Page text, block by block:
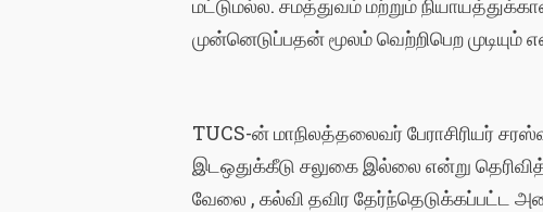
மட்டுமல்ல. சமத்துவம் மற்றும்
முன்னெடுப்பதன் மூலம் வெற்றிபெற முடியும்
TUCS-ன் மாநிலத்தலைவர் பேராசிரியர்
இடஒதுக்கீடு சலுகை இல்லை என்று
வேலை , கல்வி தவிர தேர்ந்தெடுக்கப்பட்ட